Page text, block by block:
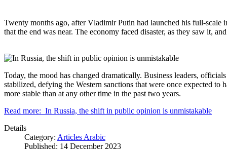
Twenty months ago, after Vladimir Putin had launched his full-
that the end was near. The economy faced disaster, as they saw it,
Today, the mood has changed dramatically. Business leaders,
stabilized, defying the Western sanctions that were once expected to
more stable than at any other time in the past two years.
Read more: In Russia, the shift in public opinion is unmistakable
Details
Category: Articles Arabic
Published: 14 December 2023